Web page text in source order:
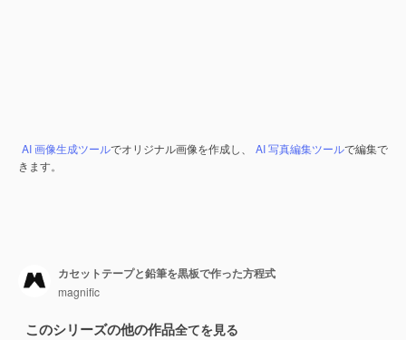
AI 画像生成ツールでオリジナル画像を作成し、 AI 写真編集ツールで編集で
きます。
カセットテープと鉛筆を黒板で作った方程式
magnific
このシリーズの他の作品全てを見る